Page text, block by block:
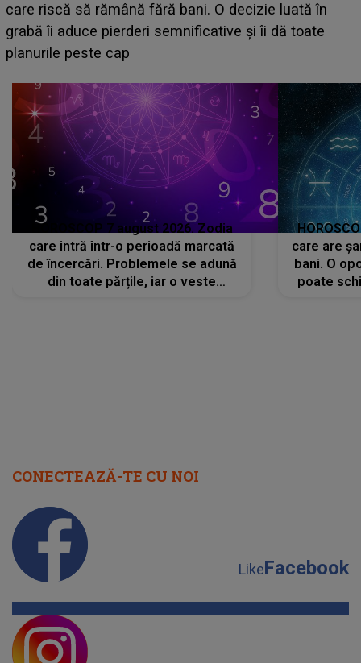
acum! În fața Alexandrei, concurentul din Casa Iubirii
face o MĂRTURISIRE NEAȘTEPTATĂ despre mama
sa: "I-am spus și ei în față, eu nu te iubesc pentru
HOROSCOP 7 august 2026. Zodia
care intră într-o perioadă marcată
de încercări. Problemele se adună
din toate părțile, iar o veste
care are
bani. O
poate
CONECTEAZĂ-TE CU NOI
LikeFacebook